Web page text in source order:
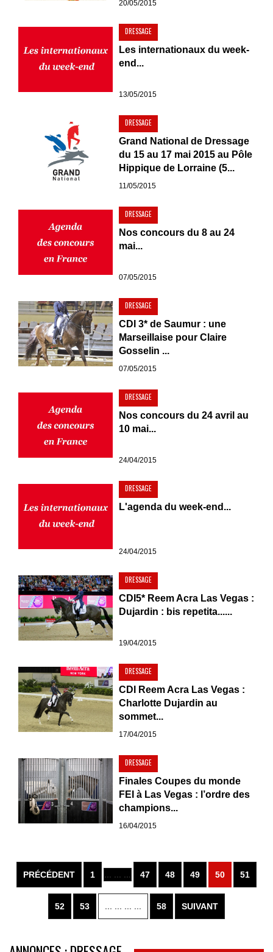
20/05/2015
DRESSAGE
Les internationaux du week-
end...
13/05/2015
DRESSAGE
Grand National de Dressage
du 15 au 17 mai 2015 au Pôle
Hippique de Lorraine (5...
11/05/2015
DRESSAGE
Nos concours du 8 au 24
mai...
07/05/2015
DRESSAGE
CDI 3* de Saumur : une
Marseillaise pour Claire
Gosselin ...
07/05/2015
DRESSAGE
Nos concours du 24 avril au
10 mai...
24/04/2015
DRESSAGE
L'agenda du week-end...
24/04/2015
DRESSAGE
CDI5* Reem Acra Las Vegas :
Dujardin : bis repetita......
19/04/2015
DRESSAGE
CDI Reem Acra Las Vegas :
Charlotte Dujardin au
sommet...
17/04/2015
DRESSAGE
Finales Coupes du monde
FEI à Las Vegas : l’ordre des
champions...
16/04/2015
PRÉCÉDENT 1 ... ... ... 47 48 49 50 51
52 53 ... ... ... ... 58 SUIVANT